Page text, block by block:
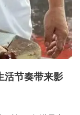
活节奏带来影